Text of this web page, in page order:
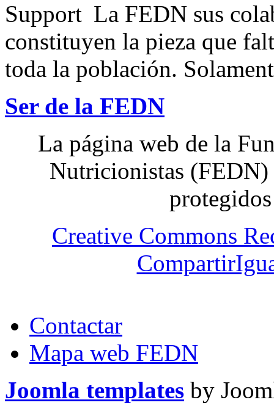
La FEDN sus
constituyen la pieza que
toda la población.
Ser de la FEDN
La página web de la
Nutricionistas (FEDN)
Creative Commons
Contactar
Mapa web FEDN
Joomla templates by